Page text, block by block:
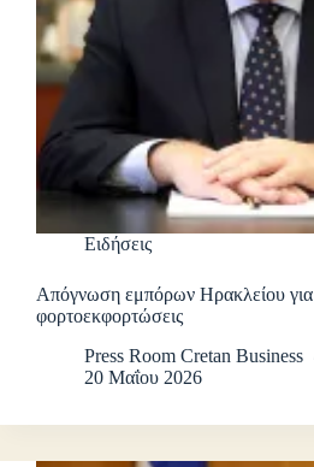
Ειδήσεις
Απόγνωση εμπόρων Ηρακλείου για
φορτοεκφορτώσεις
Press Room Cretan Business
20 Μαΐου 2026